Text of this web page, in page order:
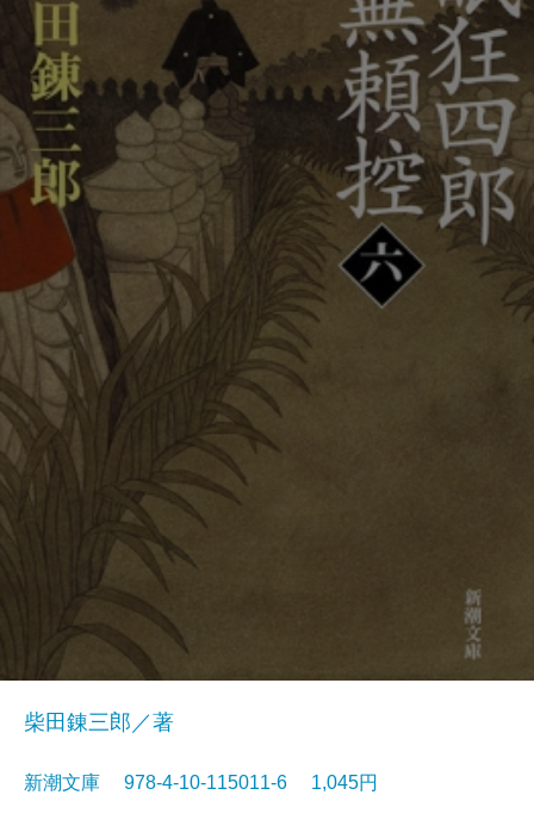
柴田錬三郎／著
新潮文庫 978-4-10-115011-6 1,045円